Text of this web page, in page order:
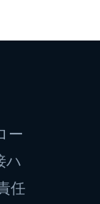
ー
ハ
任